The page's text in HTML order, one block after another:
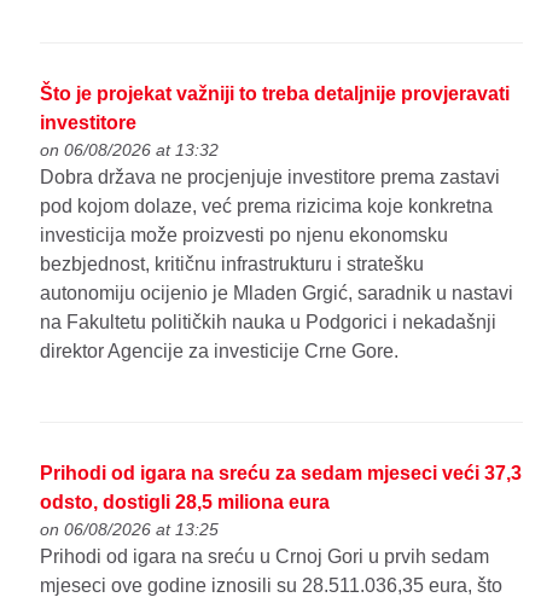
Što je projekat važniji to treba detaljnije provjeravati
investitore
on 06/08/2026 at 13:32
Dobra država ne procjenjuje investitore prema zastavi
pod kojom dolaze, već prema rizicima koje konkretna
investicija može proizvesti po njenu ekonomsku
bezbjednost, kritičnu infrastrukturu i stratešku
autonomiju ocijenio je Mladen Grgić, saradnik u nastavi
na Fakultetu političkih nauka u Podgorici i nekadašnji
direktor Agencije za investicije Crne Gore.
Prihodi od igara na sreću za sedam mjeseci veći 37,3
odsto, dostigli 28,5 miliona eura
on 06/08/2026 at 13:25
Prihodi od igara na sreću u Crnoj Gori u prvih sedam
mjeseci ove godine iznosili su 28.511.036,35 eura, što